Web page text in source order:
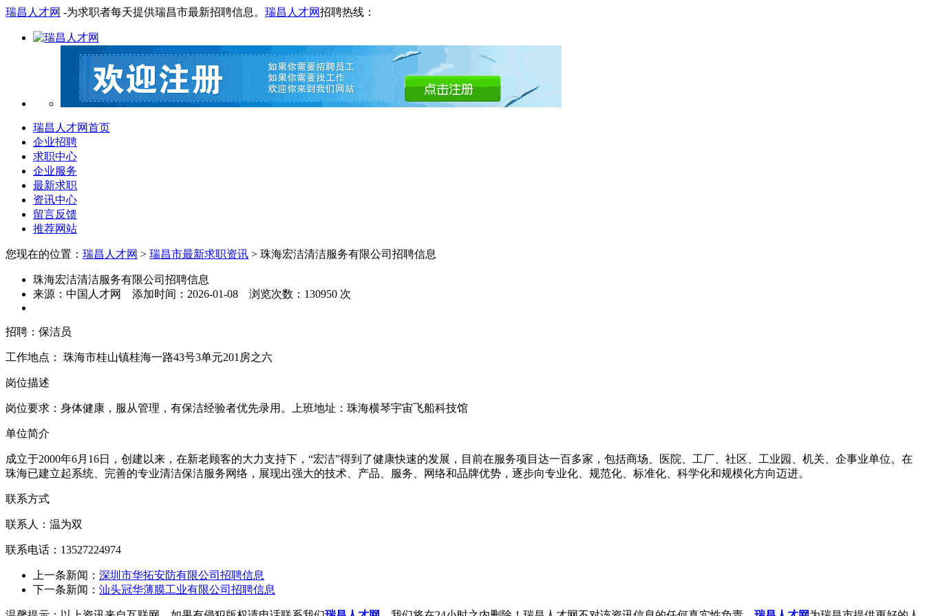
瑞昌人才网 -为求职者每天提供瑞昌市最新招聘信息。 瑞昌人才网招聘热线：
瑞昌人才网首页
企业招聘
求职中心
企业服务
最新求职
资讯中心
留言反馈
推荐网站
您现在的位置： 瑞昌人才网 > 瑞昌市最新求职资讯 > 珠海宏洁清洁服务有限公司招聘信息
珠海宏洁清洁服务有限公司招聘信息
来源： 中国人才网 添加时间： 2026-01-08 浏览次数： 130950 次
招聘：保洁员
工作地点： 珠海市桂山镇桂海一路43号3单元201房之六
岗位描述
岗位要求：身体健康，服从管理，有保洁经验者优先录用。上班地址：珠海横琴宇宙飞船科技馆
单位简介
成立于2000年6月16日，创建以来，在新老顾客的大力支持下，“宏洁”得到了健康快速的发展，目前在服务项目达一百多家，包括商场、医院、工厂、社区、工业园、机关、企事业单位。在
珠海已建立起系统、完善的专业清洁保洁服务网络，展现出强大的技术、产品、服务、网络和品牌优势，逐步向专业化、规范化、标准化、科学化和规模化方向迈进。
联系方式
联系人：温为双
联系电话：13527224974
上一条新闻： 深圳市华拓安防有限公司招聘信息
下一条新闻： 汕头冠华薄膜工业有限公司招聘信息